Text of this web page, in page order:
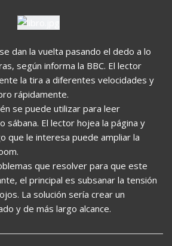
dan la vuelta pasando el dedo a lo
según informa la BBC. El lector
la tira a diferentes velocidades y
rápidamente.
se puede utilizar para leer
sábana. El lector hojea la página y
que le interesa puede ampliar la
que resolver para que este
el principal es subsanar la tensión
La solución sería crear un
y de más largo alcance.